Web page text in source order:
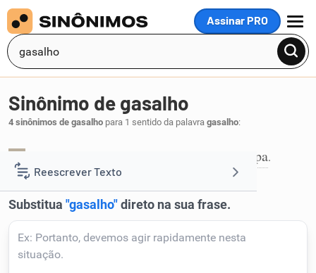
Assinar PRO
MENU
Reescrever Texto
Resumir Texto
Corrigir Texto
Sinônimo de gasalho
4 sinônimos de gasalho para 1 sentido da palavra gasalho:
roupa.